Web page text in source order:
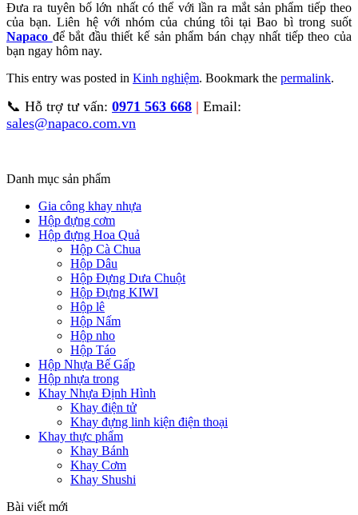
Đưa ra tuyên bố lớn nhất có thể với lần ra mắt sản phẩm tiếp theo
của bạn. Liên hệ với nhóm của chúng tôi tại Bao bì trong suốt
Napaco để bắt đầu thiết kế sản phẩm bán chạy nhất tiếp theo của
bạn ngay hôm nay.
This entry was posted in Kinh nghiệm. Bookmark the permalink.
📞 Hỗ trợ tư vấn: 0971 563 668 | Email:
sales@napaco.com.vn
Danh mục sản phẩm
Gia công khay nhựa
Hộp đựng cơm
Hộp đựng Hoa Quả
Hộp Cà Chua
Hộp Dâu
Hộp Đựng Dưa Chuột
Hộp Đựng KIWI
Hộp lê
Hộp Nấm
Hộp nho
Hộp Táo
Hộp Nhựa Bế Gấp
Hộp nhựa trong
Khay Nhựa Định Hình
Khay điện tử
Khay đựng linh kiện điện thoại
Khay thực phẩm
Khay Bánh
Khay Cơm
Khay Shushi
Bài viết mới